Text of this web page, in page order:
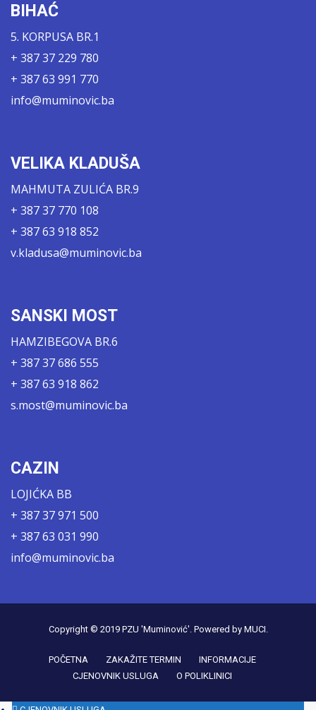
BIHAĆ
5. KORPUSA BR.1
+ 387 37 229 780
+ 387 63 991 770
info@muminovic.ba
VELIKA KLADUŠA
MAHMUTA ZULIĆA BR.9
+ 387 37 770 108
+ 387 63 918 852
v.kladusa@muminovic.ba
SANSKI MOST
HAMZIBEGOVA BR.6
+ 387 37 686 555
+ 387 63 918 862
s.most@muminovic.ba
CAZIN
LOJIĆKA BB
+ 387 37 971 500
+ 387 63 031 990
info@muminovic.ba
Copyright © 2019 PZU 'Muminović' . Powered by MUCI
POČETNA ZAKAŽITE TERMIN
INFORMACIJE
CJENOVNIK USLUGA
O POLIKLINICI